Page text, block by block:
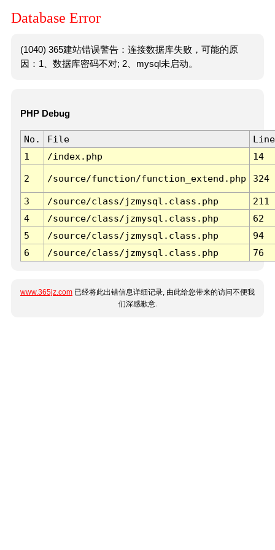
Database Error
(1040) 365建站错误警告：连接数据库失败，可能的原
因：1、数据库密码不对; 2、mysql未启动。
PHP Debug
No. File
Line
1
/index.php 14
2 /source/function/function_extend.php 324
3 /source/class/jzmysql.class.php
211
4
/source/class/jzmysql.class.php
62
5
/source/class/jzmysql.class.php
94
6
/source/class/jzmysql.class.php 76
www.365jz.com 已经将此出错信息详细记录, 由此给您带来的访问不便我
们深感歉意.